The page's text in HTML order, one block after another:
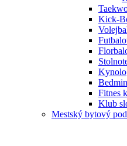
Kick-
Fitnes
Klub
Mestský bytový